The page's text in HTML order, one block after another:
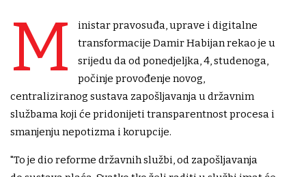
M
inistar pravosuđa, uprave i digitalne
transformacije Damir Habijan rekao je u
srijedu da od ponedjeljka, 4, studenoga,
počinje provođenje novog,
centraliziranog sustava zapošljavanja u državnim
službama koji će pridonijeti transparentnost procesa i
smanjenju nepotizma i korupcije.
"To je dio reforme državnih službi, od zapošljavanja